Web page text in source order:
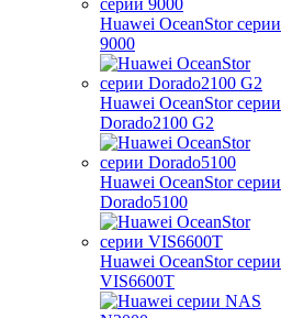
Huawei OceanStor серии
9000
Huawei OceanStor серии
Dorado2100 G2
Huawei OceanStor серии
Dorado5100
Huawei OceanStor серии
VIS6600T